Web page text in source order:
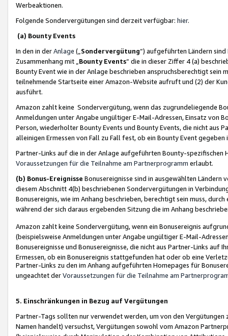
Werbeaktionen.
Folgende Sondervergütungen sind derzeit verfügbar: hier.
(a) Bounty Events
In den in derAnlage („ Sondervergütung“) aufgeführten Ländern
Zusammenhang mit „ Bounty Events“ die in dieser Ziffer 4 (a)
Bounty Event wie in der Anlage beschrieben anspruchsberechtigt sein
teilnehmende Startseite einer Amazon-Website aufruft und (2) der
ausführt.
Amazon zahlt keine Sondervergütung, wenn das zugrundeliegende
Anmeldungen unter Angabe ungültiger E-Mail-Adressen, Einsatz von
Person, wiederholter Bounty Events und Bounty Events, die nicht
alleinigen Ermessen von Fall zu Fall fest, ob ein Bounty Event
Partner-Links auf die in der Anlage aufgeführten Bounty-spezifischen
Voraussetzungen für die Teilnahme am Partnerprogramm erlaubt.
(b) Bonus-Ereignisse Bonusereignisse sind in ausgewählten Ländern
diesem Abschnitt 4(b) beschriebenen Sondervergütungen in
Bonusereignis, wie im Anhang beschrieben, berechtigt sein muss,
während der sich daraus ergebenden Sitzung die im Anhang
Amazon zahlt keine Sondervergütung, wenn ein Bonusereignis
(beispielsweise Anmeldungen unter Angabe ungültiger E-Mail-
Bonusereignisse und Bonusereignisse, die nicht aus Partner-Links auf
Ermessen, ob ein Bonusereignis stattgefunden hat oder ob eine
Partner-Links zu den im Anhang aufgeführten Homepages für
ungeachtet derVoraussetzungen für die Teilnahme am
5. Einschränkungen in Bezug auf Vergütungen
Partner-Tags sollten nur verwendet werden, um von den
Namen handelt) versuchst, Vergütungen sowohl vom Amazon